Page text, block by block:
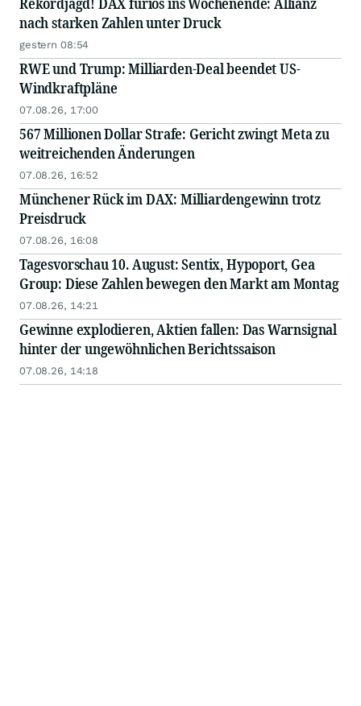
nach starken Zahlen unter Druck
gestern 08:54
RWE und Trump: Milliarden-Deal beendet US-
Windkraftpläne
07.08.26, 17:00
567 Millionen Dollar Strafe: Gericht zwingt Meta zu
weitreichenden Änderungen
07.08.26, 16:52
Münchener Rück im DAX: Milliardengewinn trotz
Preisdruck
07.08.26, 16:08
Tagesvorschau 10. August: Sentix, Hypoport, Gea
Group: Diese Zahlen bewegen den Markt am Montag
07.08.26, 14:21
Gewinne explodieren, Aktien fallen: Das Warnsignal
hinter der ungewöhnlichen Berichtssaison
07.08.26, 14:18